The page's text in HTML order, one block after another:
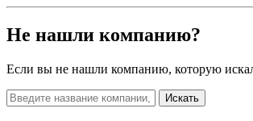
Не нашли компанию?
Если вы не нашли компанию, которую
Искать